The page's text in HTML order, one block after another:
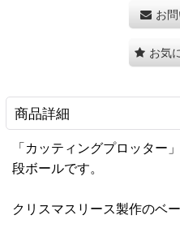
お
お気
商品詳細
「カッティングプロッター
段ボールです。
クリスマスリース製作のベ